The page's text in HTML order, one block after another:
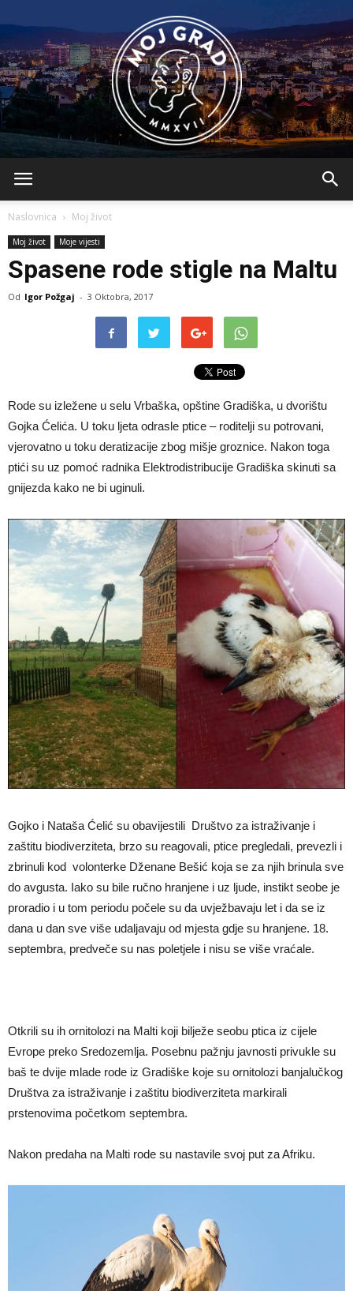
Naslovnica Moj život
Moj život Moje vijesti
Spasene rode stigle na Maltu
Od Igor Požgaj - 3 Oktobra, 2017
Rode su izležene u selu Vrbaška, opštine Gradiška, u dvorištu
Gojka Ćelića. U toku ljeta odrasle ptice – roditelji su potrovani,
vjerovatno u toku deratizacije zbog mišje groznice. Nakon toga
ptići su uz pomoć radnika Elektrodistribucije Gradiška skinuti sa
gnijezda kako ne bi uginuli.
Gojko i Nataša Ćelić su obavijestili Društvo za istraživanje i
zaštitu biodiverziteta, brzo su reagovali, ptice pregledali, prevezli i
zbrinuli kod volonterke Dženane Bešić koja se za njih brinula sve
do avgusta. Iako su bile ručno hranjene i uz ljude, instikt seobe je
proradio i u tom periodu počele su da uvježbavaju let i da se iz
dana u dan sve više udaljavaju od mjesta gdje su hranjene. 18.
septembra, predveče su nas poletjele i nisu se više vraćale.
Otkrili su ih ornitolozi na Malti koji bilježe seobu ptica iz cijele
Evrope preko Sredozemlja. Posebnu pažnju javnosti privukle su
baš te dvije mlade rode iz Gradiške koje su ornitolozi banjalučkog
Društva za istraživanje i zaštitu biodiverziteta markirali
prstenovima početkom septembra.
Nakon predaha na Malti rode su nastavile svoj put za Afriku.